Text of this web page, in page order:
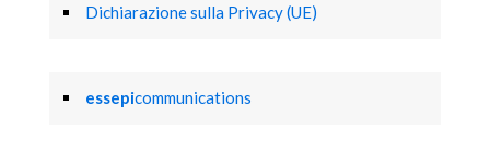
Dichiarazione sulla Privacy (UE)
essepicommunications